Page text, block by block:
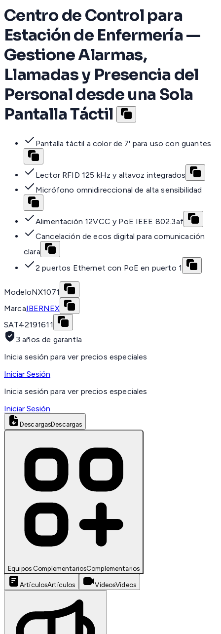
Centro de Control para
Estación de Enfermería —
Gestione Alarmas,
Llamadas y Presencia del
Personal desde una Sola
Pantalla Táctil
Pantalla táctil a color de 7' para uso con guantes
Lector RFID 125 kHz y altavoz integrados
Micrófono omnidireccional de alta sensibilidad
Alimentación 12VCC y PoE IEEE 802.3af
Cancelación de ecos digital para comunicación
clara
2 puertos Ethernet con PoE en puerto 1
ModeloNX1071
MarcaIBERNEX
SAT42191611
3 años de garantía
Inicia sesión para ver precios especiales
Iniciar Sesión
Inicia sesión para ver precios especiales
Iniciar Sesión
DescargasDescargas
Equipos ComplementariosComplementarios
ArtículosArtículos VideosVideos